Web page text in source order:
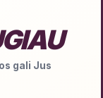
gali Jus